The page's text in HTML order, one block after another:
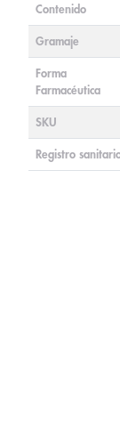
Contenido
Gramaje
Forma
Farmacéutica
SKU
Registro